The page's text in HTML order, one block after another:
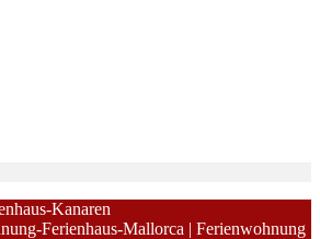
Kanaren
Ferienhaus-Mallorca | Ferienwohnung